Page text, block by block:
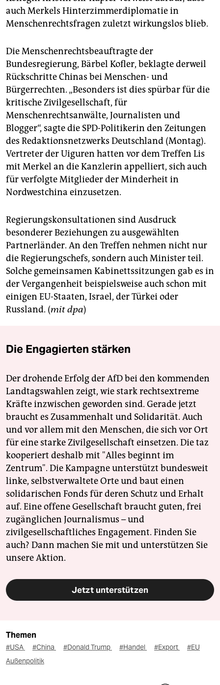
auch Merkels Hinterzimmerdiplomatie in
Menschenrechtsfragen zuletzt wirkungslos blieb.
Die Menschenrechtsbeauftragte der
Bundesregierung, Bärbel Kofler, beklagte derweil
Rückschritte Chinas bei Menschen- und
Bürgerrechten. „Besonders ist dies spürbar für die
kritische Zivilgesellschaft, für
Menschenrechtsanwälte, Journalisten und
Blogger“, sagte die SPD-Politikerin den Zeitungen
des Redaktionsnetzwerks Deutschland (Montag).
Vertreter der Uiguren hatten vor dem Treffen Lis
mit Merkel an die Kanzlerin appelliert, sich auch
für verfolgte Mitglieder der Minderheit in
Nordwestchina einzusetzen.
Regierungskonsultationen sind Ausdruck
besonderer Beziehungen zu ausgewählten
Partnerländer. An den Treffen nehmen nicht nur
die Regierungschefs, sondern auch Minister teil.
Solche gemeinsamen Kabinettssitzungen gab es in
der Vergangenheit beispielsweise auch schon mit
einigen EU-Staaten, Israel, der Türkei oder
Russland. (mit dpa)
Die Engagierten stärken
Der drohende Erfolg der AfD bei den kommenden
Landtagswahlen zeigt, wie stark rechtsextreme
Kräfte inzwischen geworden sind. Gerade jetzt
braucht es Zusammenhalt und Solidarität. Auch
und vor allem mit den Menschen, die sich vor Ort
für eine starke Zivilgesellschaft einsetzen. Die taz
kooperiert deshalb mit "Alles beginnt im
Zentrum". Die Kampagne unterstützt bundesweit
linke, selbstverwaltete Orte und baut einen
solidarischen Fonds für deren Schutz und Erhalt
auf. Eine offene Gesellschaft braucht guten, frei
zugänglichen Journalismus – und
zivilgesellschaftliches Engagement. Finden Sie
auch? Dann machen Sie mit und unterstützen Sie
unsere Aktion.
Jetzt unterstützen
Themen
#USA #China #Donald Trump #Handel #Export
#EU
Außenpolitik